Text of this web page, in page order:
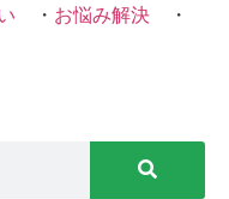
・ お悩み解決 ・